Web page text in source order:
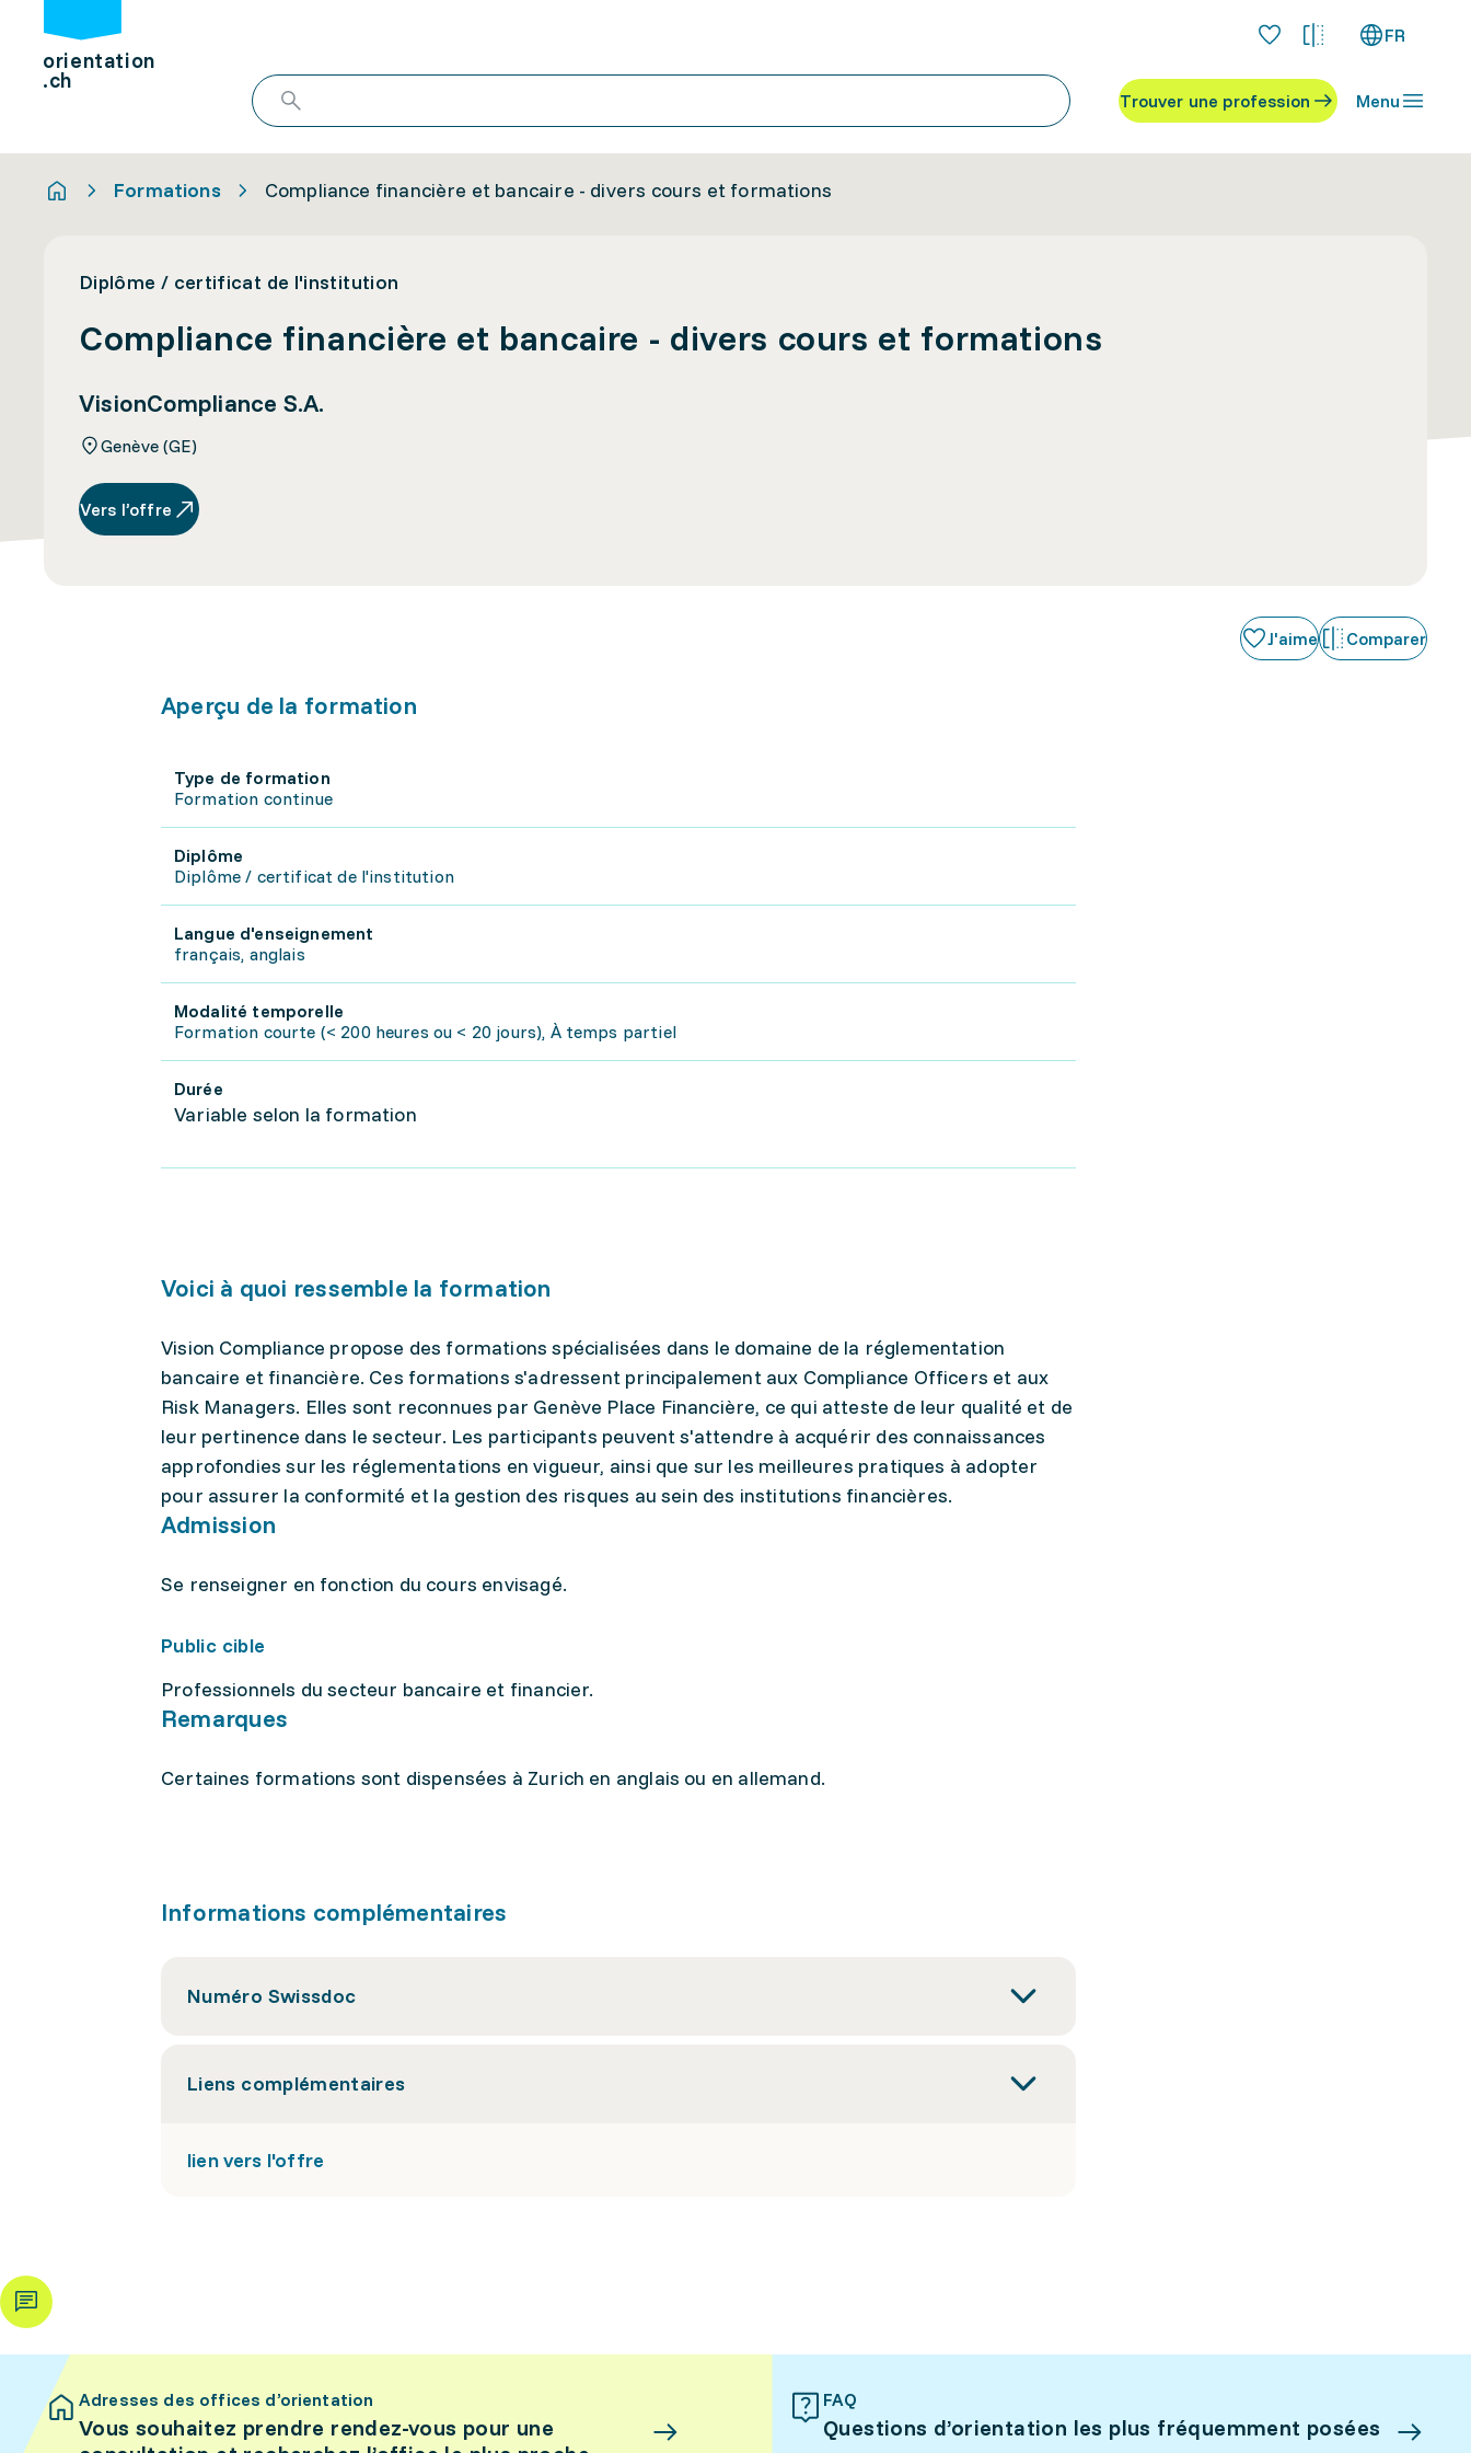
orientation
.ch
FR
Trouver une profession Menu
Formations Compliance financière et bancaire - divers cours et formations
Diplôme / certificat de l'institution
Compliance financière et bancaire - divers cours et formations
VisionCompliance S.A.
Genève (GE)
Vers l’offre
J'aime Comparer
Aperçu de la formation
Type de formation
Formation continue
Diplôme
Diplôme / certificat de l'institution
Langue d'enseignement
français, anglais
Modalité temporelle
Formation courte (< 200 heures ou < 20 jours), À temps partiel
Durée
Variable selon la formation
Voici à quoi ressemble la formation
Vision Compliance propose des formations spécialisées dans le domaine de la réglementation
bancaire et financière. Ces formations s'adressent principalement aux Compliance Officers et aux
Risk Managers. Elles sont reconnues par Genève Place Financière, ce qui atteste de leur qualité et de
leur pertinence dans le secteur. Les participants peuvent s'attendre à acquérir des connaissances
approfondies sur les réglementations en vigueur, ainsi que sur les meilleures pratiques à adopter
pour assurer la conformité et la gestion des risques au sein des institutions financières.
Admission
Se renseigner en fonction du cours envisagé.
Public cible
Professionnels du secteur bancaire et financier.
Remarques
Certaines formations sont dispensées à Zurich en anglais ou en allemand.
Informations complémentaires
Numéro Swissdoc
Liens complémentaires
lien vers l'offre
Adresses des offices d’orientation
Vous souhaitez prendre rendez-vous pour une
FAQ
Questions d’orientation les plus fréquemment posées